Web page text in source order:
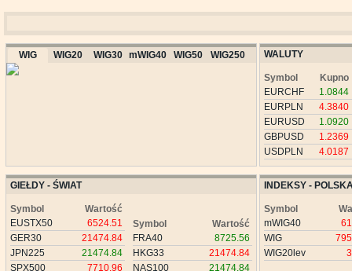
WIG WIG20 WIG30 mWIG40 WIG50 WIG250 WALUTY
Symbol
Kupno
EURCHF
1.0844
EURPLN
4.3840
EURUSD
1.0920
GBPUSD
1.2369
USDPLN
4.0187
GIEŁDY - ŚWIAT
Symbol
Wartość
EUSTX50
6524.51
GER30
21474.84
JPN225
21474.84
SPX500
7710.96
Symbol
Wartość
FRA40
8725.56
HKG33
21474.84
NAS100
21474.84
INDEKSY -
Symbol
mWIG40
WIG
WIG20lev